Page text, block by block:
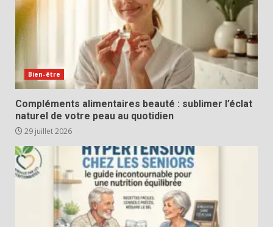
Bien-être
Compléments alimentaires beauté : sublimer l’éclat
naturel de votre peau au quotidien
29 juillet 2026